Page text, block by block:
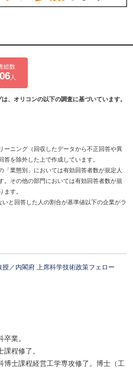
総数
人
、オリコンの以下の調査に基づいています。
ニング（回収したデータから不正回答や異
を除外した上で作成しています。
業態別」においては有効回答者数が規定人
。その他の部門においては有効回答者数が規
ます。
と回答した人の割合が基準値以下の企業がラ
授／内閣府 上席科学技術政策フェロー
業。
程修了。
士課程経営工学専攻修了。博士（工